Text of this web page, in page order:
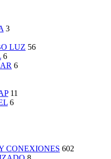
3
LUZ 56
6
6
11
6
CONEXIONES 602